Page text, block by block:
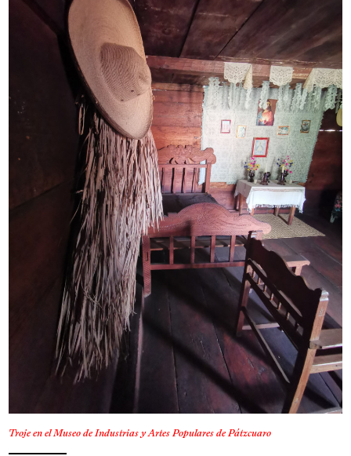
Troje en el Museo de Industrias y Artes Populares de Pátzcuaro